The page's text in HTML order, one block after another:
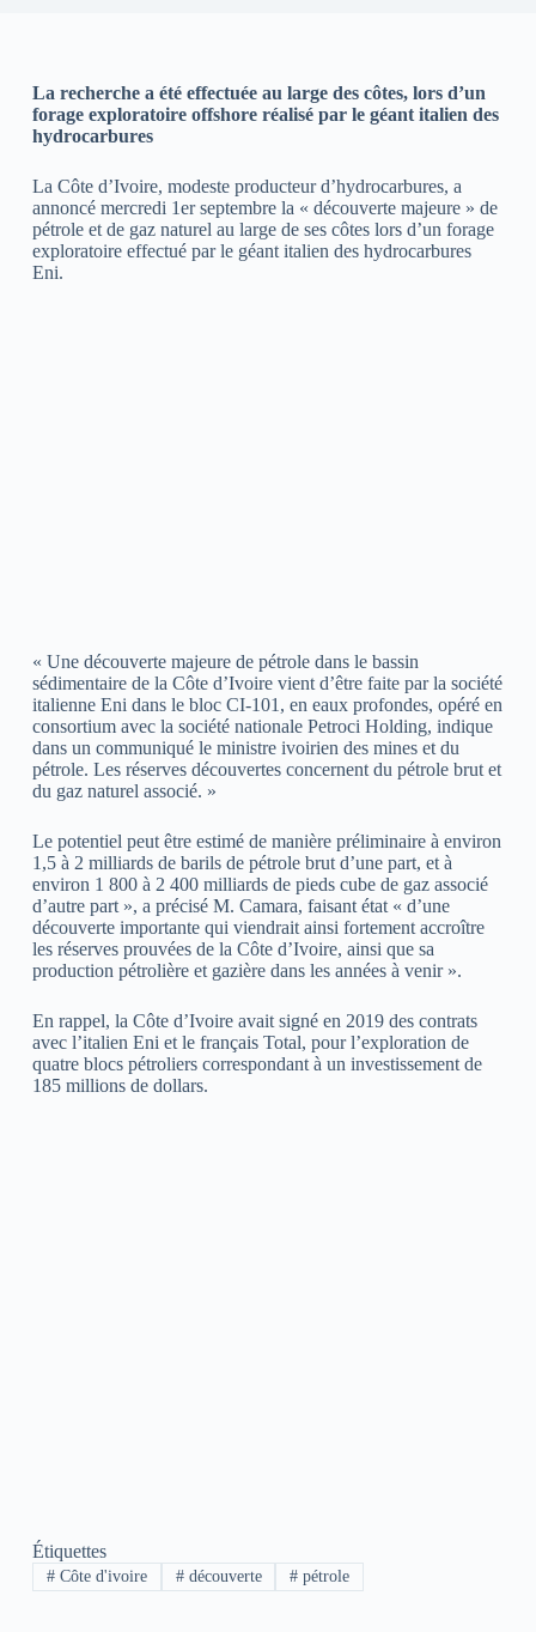
La recherche a été effectuée au large des côtes, lors d’un
forage exploratoire offshore réalisé par le géant italien des
hydrocarbures
La Côte d’Ivoire, modeste producteur d’hydrocarbures, a
annoncé mercredi 1er septembre la « découverte majeure » de
pétrole et de gaz naturel au large de ses côtes lors d’un forage
exploratoire effectué par le géant italien des hydrocarbures
Eni.
« Une découverte majeure de pétrole dans le bassin
sédimentaire de la Côte d’Ivoire vient d’être faite par la société
italienne Eni dans le bloc CI-101, en eaux profondes, opéré en
consortium avec la société nationale Petroci Holding, indique
dans un communiqué le ministre ivoirien des mines et du
pétrole. Les réserves découvertes concernent du pétrole brut et
du gaz naturel associé. »
Le potentiel peut être estimé de manière préliminaire à environ
1,5 à 2 milliards de barils de pétrole brut d’une part, et à
environ 1 800 à 2 400 milliards de pieds cube de gaz associé
d’autre part », a précisé M. Camara, faisant état « d’une
découverte importante qui viendrait ainsi fortement accroître
les réserves prouvées de la Côte d’Ivoire, ainsi que sa
production pétrolière et gazière dans les années à venir ».
En rappel, la Côte d’Ivoire avait signé en 2019 des contrats
avec l’italien Eni et le français Total, pour l’exploration de
quatre blocs pétroliers correspondant à un investissement de
185 millions de dollars.
Étiquettes
#Côte d'ivoire #découverte # pétrole